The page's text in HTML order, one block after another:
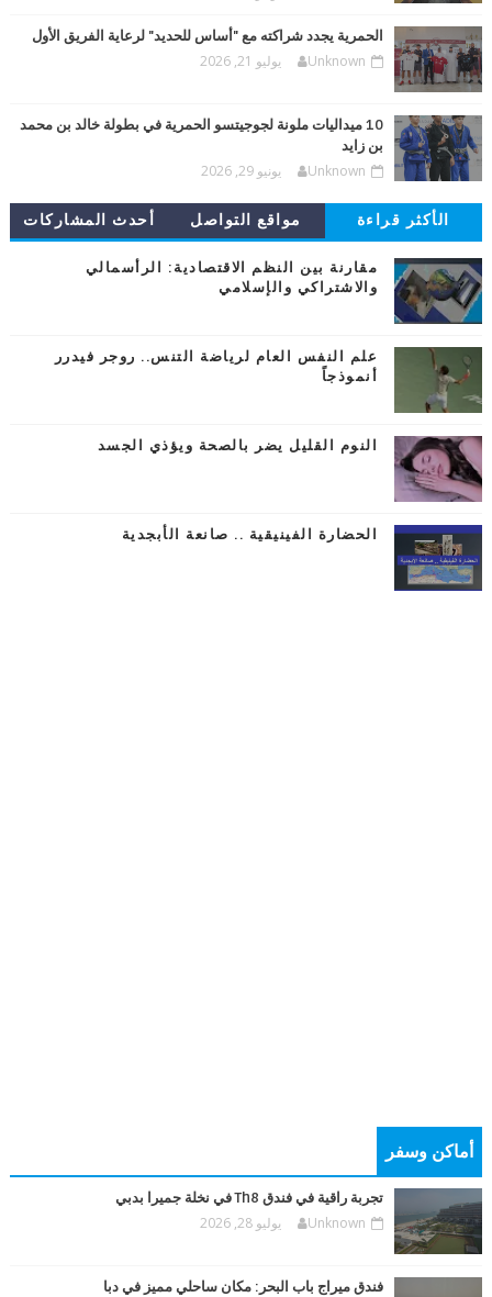
الحمرية يجدد شراكته مع "أساس للحديد" لرعاية الفريق الأول
Unknown يوليو 21, 2026
10 ميداليات ملونة لجوجيتسو الحمرية في بطولة خالد بن محمد
بن زايد
Unknown يونيو 29, 2026
الأكثر قراءة مواقع التواصل أحدث المشاركات
مقارنة بين النظم الاقتصادية: الرأسمالي
والاشتراكي والإسلامي
علم النفس العام لرياضة التنس.. روجر فيدرر
أنموذجاً
النوم القليل يضر بالصحة ويؤذي الجسد
الحضارة الفينيقية .. صانعة الأبجدية
أماكن وسفر
تجربة راقية في فندق Th8 في نخلة جميرا بدبي
Unknown يوليو 28, 2026
فندق ميراج باب البحر: مكان ساحلي مميز في دبا